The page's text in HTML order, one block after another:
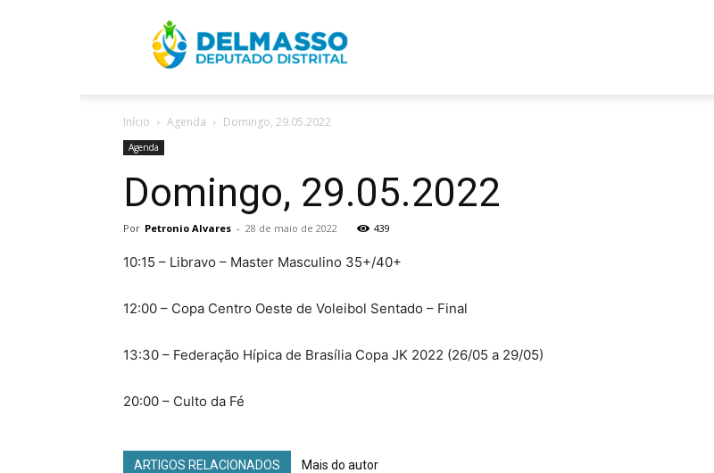
Início Agenda Domingo, 29.05.2022
Agenda
Domingo, 29.05.2022
Por Petronio Alvares - 28 de maio de 2022 439
10:15 – Libravo – Master Masculino 35+/40+
12:00 – Copa Centro Oeste de Voleibol Sentado – Final
13:30 – Federação Hípica de Brasília Copa JK 2022 (26/05 a 29/05)
20:00 – Culto da Fé
ARTIGOS RELACIONADOS Mais do autor